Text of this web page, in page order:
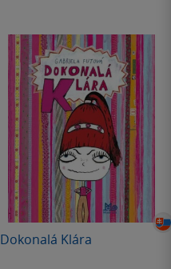
Dokonalá Klára